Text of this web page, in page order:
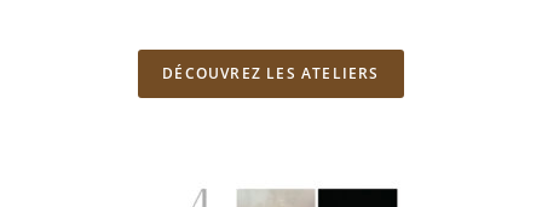
DÉCOUVREZ LES ATELIERS